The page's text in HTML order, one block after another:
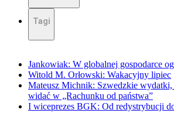
Tagi
Jankowiak: W globalnej gospodarce
Witold M. Orłowski: Wakacyjny lipiec
Mateusz Michnik: Szwedzkie wydatki,
widać w „Rachunku od państwa”
I wiceprezes BGK: Od redystrybucji